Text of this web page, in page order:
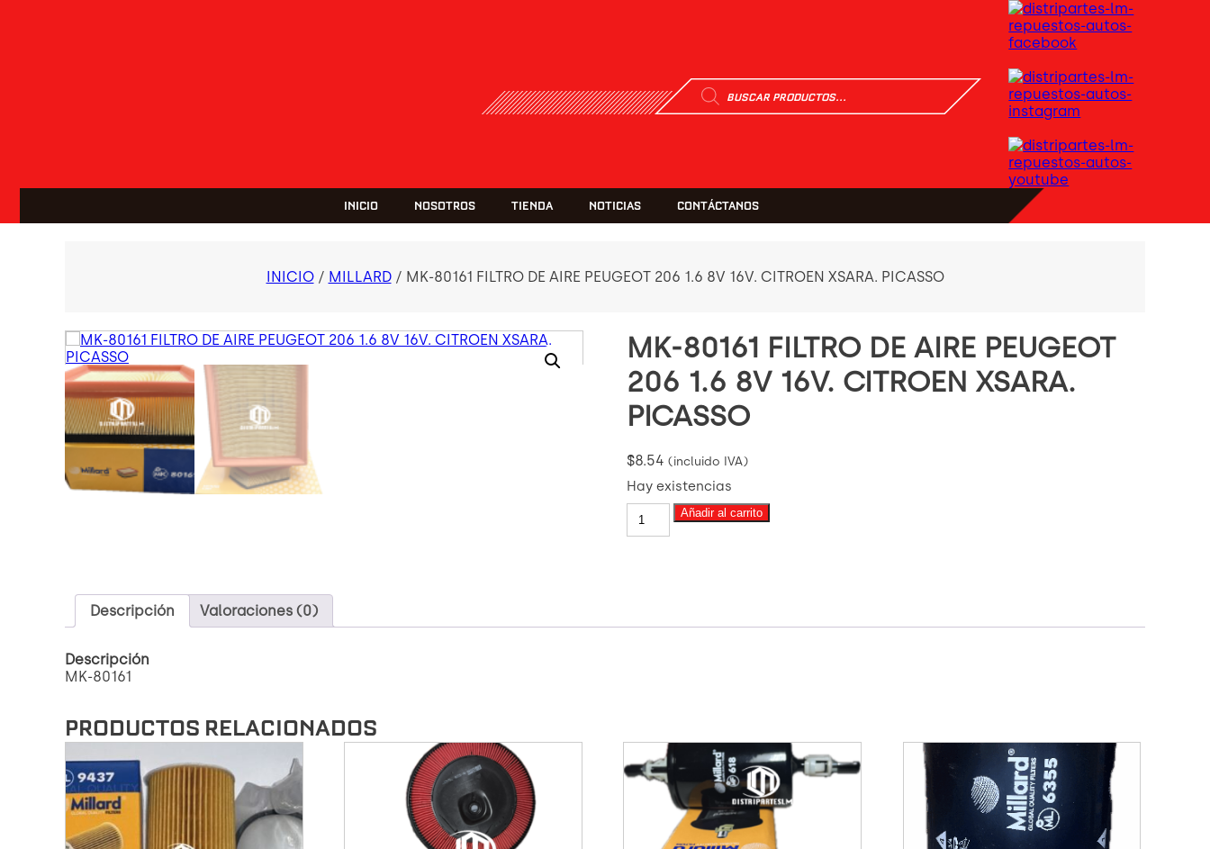
Búsqueda
de
productos
INICIO NOSOTROS TIENDA NOTICIAS CONTÁCTANOS
INICIO/ MILLARD/ MK-80161 FILTRO DE AIRE PEUGEOT 206 1.6 8V 16V. CITROEN XSARA. PICASSO
MK-80161 FILTRO DE AIRE PEUGEOT
206 1.6 8V 16V. CITROEN XSARA.
PICASSO
$8.54 (incluido IVA)
Hay existencias
MK-
80161
1.6
Añadir al carrito
Descripción Valoraciones (0)
Descripción
MK-80161
PRODUCTOS RELACIONADOS